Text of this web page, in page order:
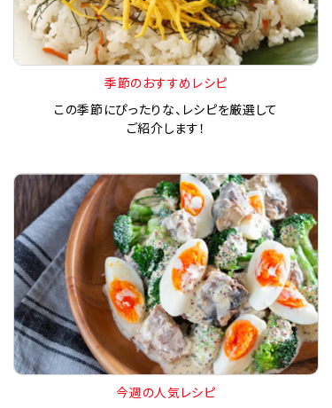
季節のおすすめレシピ
この季節にぴったりな、レシピを厳選して
ご紹介します！
今週の人気レシピ